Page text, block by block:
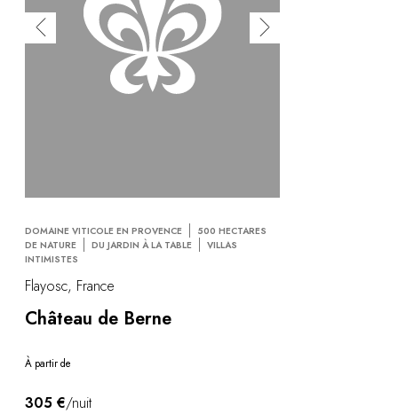
DOMAINE VITICOLE EN PROVENCE
500 HECTARES
DE NATURE
DU JARDIN À LA TABLE
VILLAS
INTIMISTES
Flayosc, France
Château de Berne
À partir de
305 €/nuit